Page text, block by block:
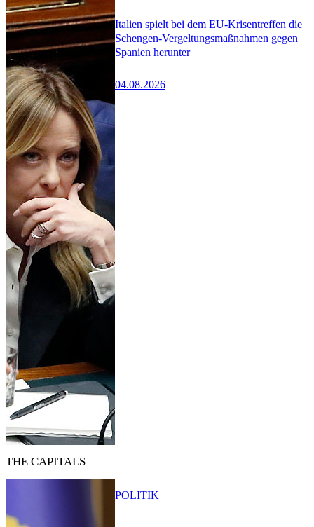
Italien spielt bei dem EU-Krisentreffen die
Schengen-Vergeltungsmaßnahmen gegen
Spanien herunter
04.08.2026
THE CAPITALS
POLITIK